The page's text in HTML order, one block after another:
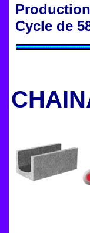
Cycle de